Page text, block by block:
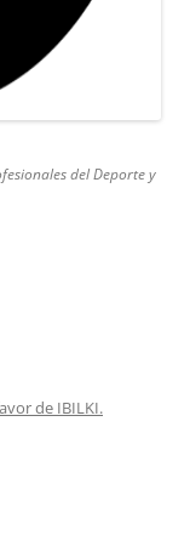
del Deporte y
de IBILKI.